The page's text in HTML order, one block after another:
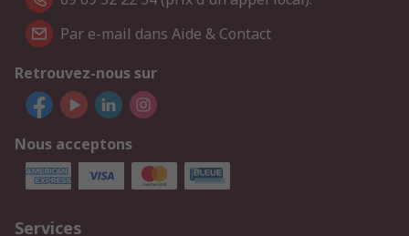
Par e-mail dans Aide & Contact
Retrouvez-nous sur
Nous acceptons
Services